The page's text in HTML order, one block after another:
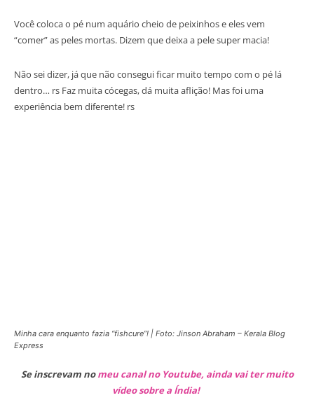
Você coloca o pé num aquário cheio de peixinhos e eles vem
“comer” as peles mortas. Dizem que deixa a pele super macia!
Não sei dizer, já que não consegui ficar muito tempo com o pé lá
dentro… rs Faz muita cócegas, dá muita aflição! Mas foi uma
experiência bem diferente! rs
Minha cara enquanto fazia “fishcure”! | Foto: Jinson Abraham – Kerala Blog
Express
Se inscrevam nomeu canal no Youtube, ainda vai ter muito
vídeo sobre a Índia!